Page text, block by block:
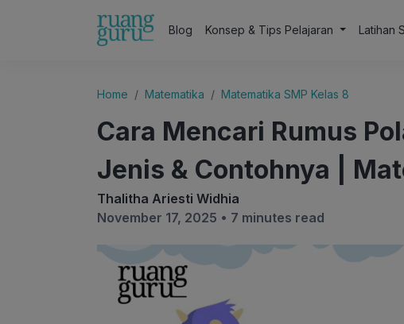
Blog Konsep & Tips Pelajaran Latihan
Home Matematika Matematika SMP Kelas 8
Cara Mencari Rumus
Jenis & Contohnya |
Thalitha Ariesti Widhia
November 17, 2025 • 7 minutes read